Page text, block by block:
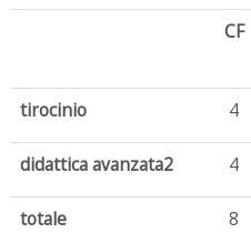
CF
tirocinio 4
didattica avanzata2 4
totale 8